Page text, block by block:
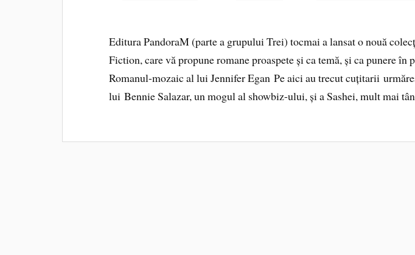
Editura PandoraM (parte a grupului Trei) tocmai a lansat o nouă
Fiction, care vă propune romane proaspete și ca temă, și ca
Romanul-mozaic al lui Jennifer Egan Pe aici au trecut cuțitarii
lui Bennie Salazar, un mogul al showbiz-ului, și a Sashei, mult mai